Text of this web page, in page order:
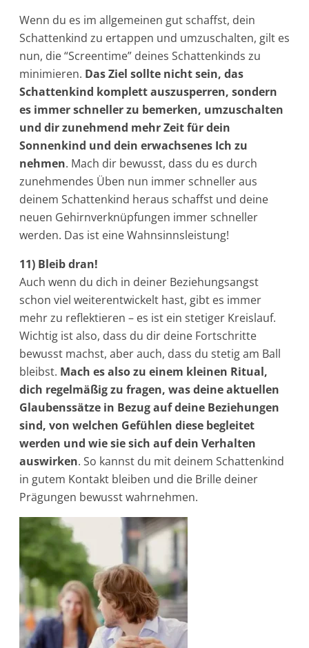
Wenn du es im allgemeinen gut schaffst, dein
Schattenkind zu ertappen und umzuschalten, gilt es
nun, die “Screentime” deines Schattenkinds zu
minimieren. Das Ziel sollte nicht sein, das
Schattenkind komplett auszusperren, sondern
es immer schneller zu bemerken, umzuschalten
und dir zunehmend mehr Zeit für dein
Sonnenkind und dein erwachsenes Ich zu
nehmen. Mach dir bewusst, dass du es durch
zunehmendes Üben nun immer schneller aus
deinem Schattenkind heraus schaffst und deine
neuen Gehirnverknüpfungen immer schneller
werden. Das ist eine Wahnsinnsleistung!
11) Bleib dran!
Auch wenn du dich in deiner Beziehungsangst
schon viel weiterentwickelt hast, gibt es immer
mehr zu reflektieren – es ist ein stetiger Kreislauf.
Wichtig ist also, dass du dir deine Fortschritte
bewusst machst, aber auch, dass du stetig am Ball
bleibst. Mach es also zu einem kleinen Ritual,
dich regelmäßig zu fragen, was deine aktuellen
Glaubenssätze in Bezug auf deine Beziehungen
sind, von welchen Gefühlen diese begleitet
werden und wie sie sich auf dein Verhalten
auswirken. So kannst du mit deinem Schattenkind
in gutem Kontakt bleiben und die Brille deiner
Prägungen bewusst wahrnehmen.